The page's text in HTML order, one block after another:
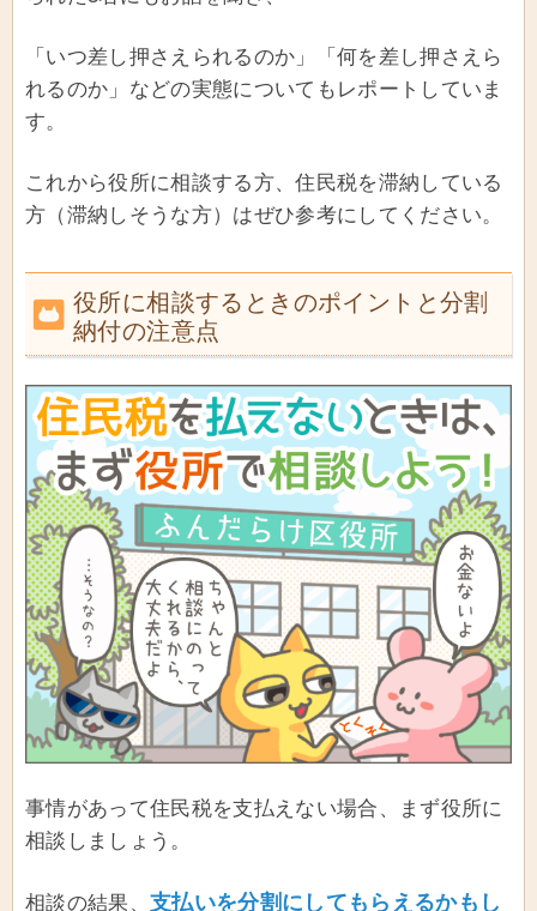
「いつ差し押さえられるのか」「何を差し押さえら
れるのか」などの実態についてもレポートしていま
す。
これから役所に相談する方、住民税を滞納している
方（滞納しそうな方）はぜひ参考にしてください。
役所に相談するときのポイントと分割
納付の注意点
事情があって住民税を支払えない場合、まず役所に
相談しましょう。
相談の結果、支払いを分割にしてもらえるかもし